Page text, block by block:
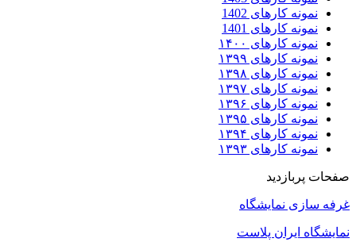
نمونه کارهای 1402
نمونه کارهای 1401
نمونه کارهای ۱۴۰۰
نمونه کارهای ۱۳۹۹
نمونه کارهای ۱۳۹۸
نمونه کارهای ۱۳۹۷
نمونه کارهای ۱۳۹۶
نمونه کارهای ۱۳۹۵
نمونه کارهای ۱۳۹۴
نمونه کارهای ۱۳۹۳
صفحات پربازدید
غرفه سازی نمایشگاه
نمایشگاه ایران پلاست